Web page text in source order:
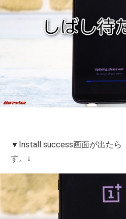
▼Install success画面が出たら
す。↓